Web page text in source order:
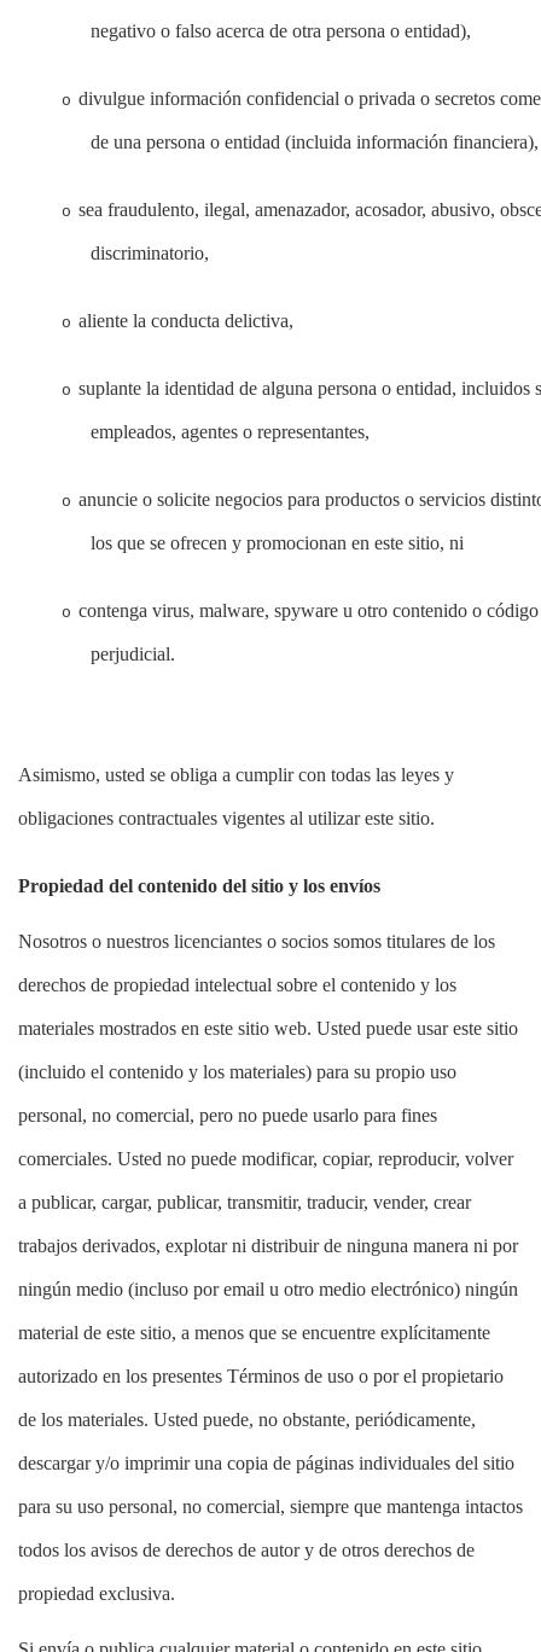
negativo o falso acerca de otra persona o entidad),
o divulgue información confidencial o privada o secretos
de una persona o entidad (incluida información financiera),
o sea fraudulento, ilegal, amenazador, acosador, abusivo,
discriminatorio,
o aliente la conducta delictiva,
o suplante la identidad de alguna persona o entidad, incluidos
empleados, agentes o representantes,
o anuncie o solicite negocios para productos o servicios
los que se ofrecen y promocionan en este sitio, ni
o contenga virus, malware, spyware u otro contenido o código
perjudicial.
Asimismo, usted se obliga a cumplir con todas las leyes y
obligaciones contractuales vigentes al utilizar este sitio.
Propiedad del contenido del sitio y los envíos
Nosotros o nuestros licenciantes o socios somos titulares de los
derechos de propiedad intelectual sobre el contenido y los
materiales mostrados en este sitio web. Usted puede usar este sitio
(incluido el contenido y los materiales) para su propio uso
personal, no comercial, pero no puede usarlo para fines
comerciales. Usted no puede modificar, copiar, reproducir, volver
a publicar, cargar, publicar, transmitir, traducir, vender, crear
trabajos derivados, explotar ni distribuir de ninguna manera ni por
ningún medio (incluso por email u otro medio electrónico) ningún
material de este sitio, a menos que se encuentre explícitamente
autorizado en los presentes Términos de uso o por el propietario
de los materiales. Usted puede, no obstante, periódicamente,
descargar y/o imprimir una copia de páginas individuales del sitio
para su uso personal, no comercial, siempre que mantenga intactos
todos los avisos de derechos de autor y de otros derechos de
propiedad exclusiva.